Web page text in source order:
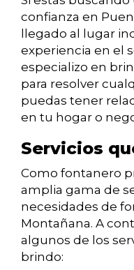
confianza en
llegado al lugar
experiencia en el
especializo en
para resolver
puedas tener
en tu hogar o
Servicios
Como fontanero
amplia gama de
necesidades de
Montañana. A
algunos de los
brindo: